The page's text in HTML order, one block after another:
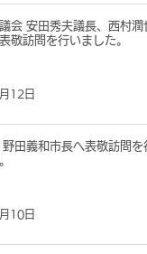
会 安田秀夫議長、西村潤
敬訪問を行いました。
12日
田義和市長へ表敬訪問を
10日